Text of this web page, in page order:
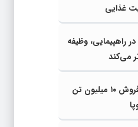
غذایی
راهپیمایی، وظیفه
می‌کند
مذاکرات هند برای فروش ۱۰ میلیون تن